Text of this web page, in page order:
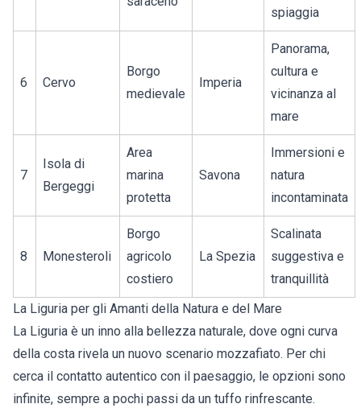
spiaggia
6 Cervo
Borgo
medievale
Imperia
Panorama,
cultura e
vicinanza al
mare
7
Isola di
Bergeggi
Area
marina
protetta
Savona
Immersioni e
natura
incontaminata
8 Monesteroli
Borgo
agricolo
costiero
La Spezia
Scalinata
suggestiva e
tranquillità
La Liguria per gli Amanti della Natura e del Mare
La Liguria è un inno alla bellezza naturale, dove ogni curva
della costa rivela un nuovo scenario mozzafiato. Per chi
cerca il contatto autentico con il paesaggio, le opzioni sono
infinite, sempre a pochi passi da un tuffo rinfrescante.